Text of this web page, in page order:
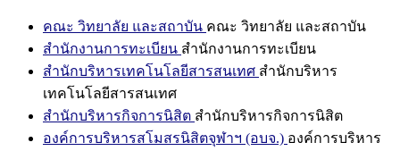
คณะ วิทยาลัย และสถาบัน คณะ วิทยาลัย และสถาบัน
สำนักงานการทะเบียน สำนักงานการทะเบียน
สำนักบริหารเทคโนโลยีสารสนเทศ สำนักบริหาร
เทคโนโลยีสารสนเทศ
สำนักบริหารกิจการนิสิต สำนักบริหารกิจการนิสิต
องค์การบริหารสโมสรนิสิตจุฬาฯ (อบจ.) องค์การบริหาร